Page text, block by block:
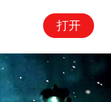
打开